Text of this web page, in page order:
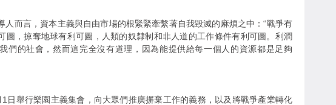
人而言，資本主義與自由市場的根緊緊牽繫著自我毀滅的麻煩之中：“戰爭有
圖，掠奪地球有利可圖，人類的奴隸制和非人道的工作條件有利可圖。利潤
們的社會，然而這完全沒有道理，因為能提供給每一個人的資源都是足夠
日舉行樂園主義集會，向大眾們推廣摒棄工作的義務，以及將戰爭產業轉化